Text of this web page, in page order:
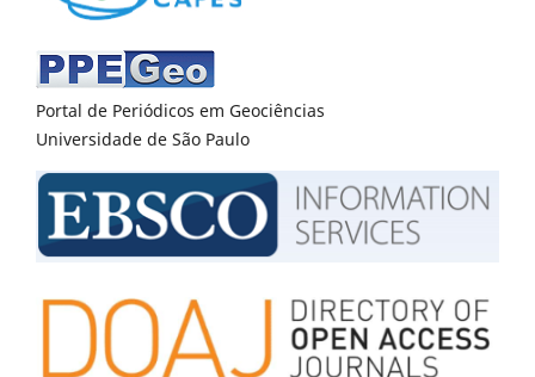
Portal de Periódicos em Geociências
Universidade de São Paulo